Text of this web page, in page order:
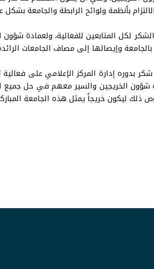
بأنظمة ولوائح الرابطة والجامعة
الشكر لكل المتابعين للفعالية، ولعمادة
وإيصالها إلى مصاف الجامعات
بدوره إدارة المركز الإعلامي على
الخريجين والسير معهم في حل جميع
ذلك ليكون خريجاً يمثل هذه الجامعة